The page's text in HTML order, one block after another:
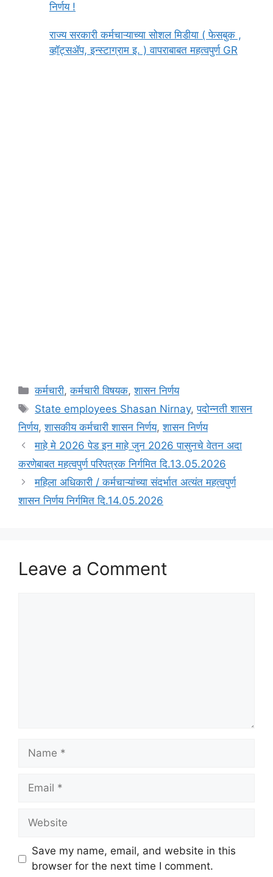
निर्णय !
राज्य सरकारी कर्मचाऱ्याच्या सोशल मिडीया ( फेसबुक ,
व्हॉट्सॲप, इन्स्टाग्राम इ. ) वापराबाबत महत्वपुर्ण GR
Categories
कर्मचारी,कर्मचारी विषयक,शासन निर्णय
Tags
State employees Shasan Nirnay,पदोन्नती शासन
निर्णय,शासकीय कर्मचारी शासन निर्णय,शासन निर्णय
माहे मे 2026 पेड इन माहे जुन 2026 पासुनचे वेतन अदा
करणेबाबत महत्वपुर्ण परिपत्रक निर्गमित दि.13.05.2026
महिला अधिकारी / कर्मचाऱ्यांच्या संदर्भात अत्यंत महत्वपुर्ण
शासन निर्णय निर्गमित दि.14.05.2026
Leave a Comment
Name
Email
Website
Save my name, email, and website in this
browser for the next time I comment.